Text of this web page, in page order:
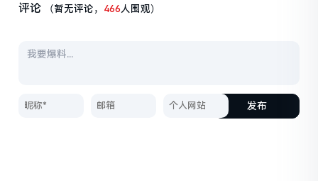
评论 （暂无评论， 466人围观）
发布